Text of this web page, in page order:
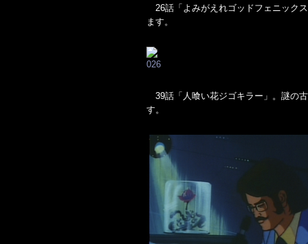
26話「よみがえれゴッドフェニック
ます。
39話「人喰い花ジゴキラー」。謎の
す。